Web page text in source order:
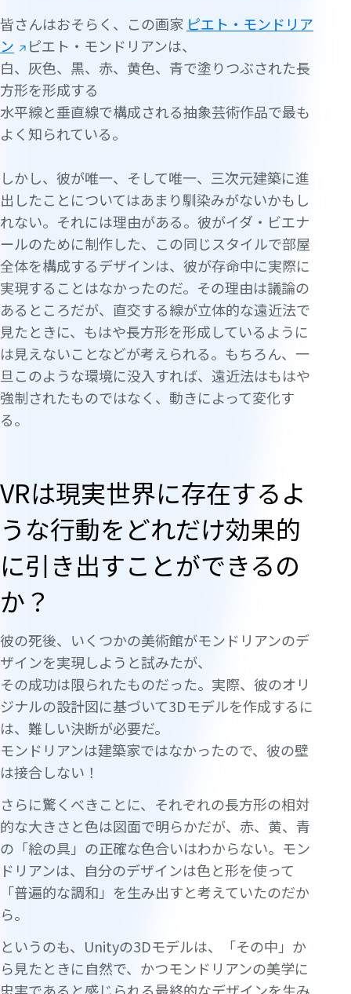
皆さんはおそらく、この画家 ピエト・モンドリア
ン
ピエト・モンドリアンは、
白、灰色、黒、赤、黄色、青で塗りつぶされた長
方形を形成する
水平線と垂直線で構成される抽象芸術作品で最も
よく知られている。
しかし、彼が唯一、そして唯一、三次元建築に進
出したことについてはあまり馴染みがないかもし
れない。それには理由がある。彼がイダ・ビエナ
ールのために制作した、この同じスタイルで部屋
全体を構成するデザインは、彼が存命中に実際に
実現することはなかったのだ。その理由は議論の
あるところだが、直交する線が立体的な遠近法で
見たときに、もはや長方形を形成しているように
は見えないことなどが考えられる。もちろん、一
旦このような環境に没入すれば、遠近法はもはや
強制されたものではなく、動きによって変化す
る。
VRは現実世界に存在するよ
うな行動をどれだけ効果的
に引き出すことができるの
か？
彼の死後、いくつかの美術館がモンドリアンのデ
ザインを実現しようと試みたが、
その成功は限られたものだった。実際、彼のオリ
ジナルの設計図に基づいて3Dモデルを作成するに
は、難しい決断が必要だ。
モンドリアンは建築家ではなかったので、彼の壁
は接合しない！
さらに驚くべきことに、それぞれの長方形の相対
的な大きさと色は図面で明らかだが、赤、黄、青
の「絵の具」の正確な色合いはわからない。モン
ドリアンは、自分のデザインは色と形を使って
「普遍的な調和」を生み出すと考えていたのだか
ら。
というのも、Unityの3Dモデルは、「その中」か
ら見たときに自然で、かつモンドリアンの美学に